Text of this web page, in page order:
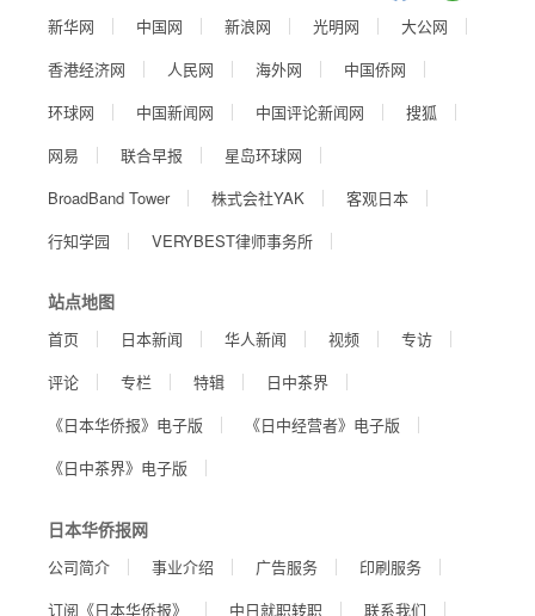
新华网 中国网 新浪网 光明网
大公网
香港经济网
人民网 海外网
中国侨网
环球网
中国新闻网 中国评论新闻网
搜狐
网易
联合早报
星岛环球网
BroadBand Tower
株式会社YAK
客观日本
行知学园
VERYBEST律师事务所
站点地图
首页 日本新闻 华人新闻 视频
专访
评论
专栏 特辑
日中茶界
《日本华侨报》电子版
《日中经营者》电子版
《日中茶界》电子版
日本华侨报网
公司简介 事业介绍 广告服务
印刷服务
订阅《日本华侨报》
中日就职转职 联系我们